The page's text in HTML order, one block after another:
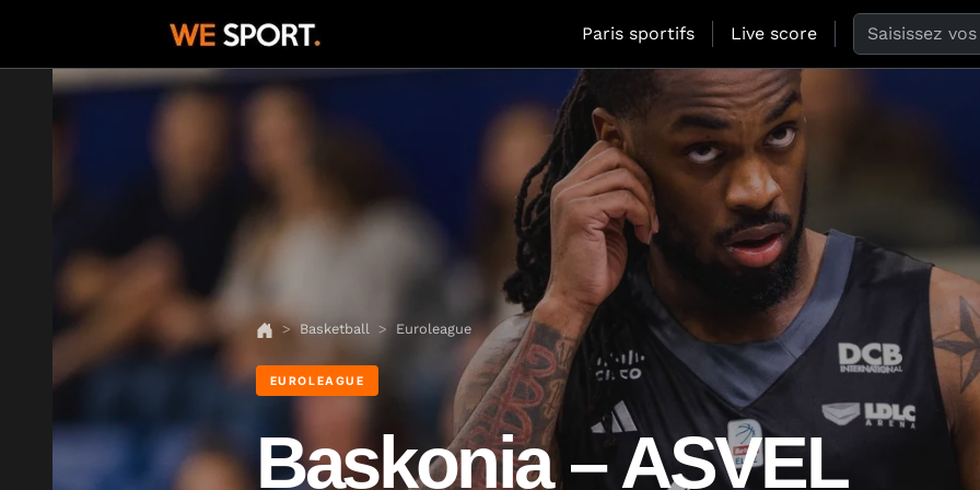
Paris sportifs Live score Search the
Basketball Euroleague
EUROLEAGUE
Baskonia – ASVEL